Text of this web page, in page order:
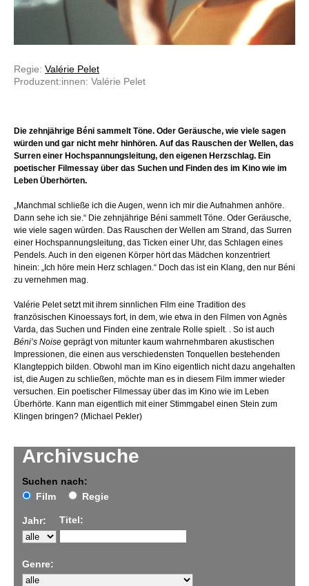
Archivsuche
Suchen nach:
Film
Regie
Jahr: Titel:
Genre:
Regie: Valérie Pelet
Produzent:innen: Valérie Pelet
Die zehnjährige Béni sammelt Töne. Oder Geräusche, wie viele sagen
würden und gar nicht mehr hinhören. Auf das Rauschen der Wellen, das
Surren einer Hochspannungsleitung, den eigenen Herzschlag. Ein
poetischer Filmessay über das Suchen und Finden des im Kino wie im
Leben Überhörten.
„Manchmal schließe ich die Augen, wenn ich mir die Aufnahmen anhöre.
Dann sehe ich sie.“ Die zehnjährige Béni sammelt Töne. Oder Geräusche,
wie viele sagen würden. Das Rauschen der Wellen am Strand, das Surren
einer Hochspannungsleitung, das Ticken einer Uhr, das Schlagen eines
Pendels. Auch in den eigenen Körper hört das Mädchen konzentriert
hinein: „Ich höre mein Herz schlagen.“ Doch das ist ein Klang, den nur Béni
zu vernehmen mag.
Valérie Pelet setzt mit ihrem sinnlichen Film eine Tradition des
französischen Kinoessays fort, in dem, wie etwa in den Filmen von Agnès
Varda, das Suchen und Finden eine zentrale Rolle spielt. . So ist auch
Béni’s Noise geprägt von mitunter kaum wahrnehmbaren akustischen
Impressionen, die einen aus verschiedensten Tonquellen bestehenden
Klangteppich bilden. Obwohl man im Kino eigentlich nicht dazu angehalten
ist, die Augen zu schließen, möchte man es in diesem Film immer wieder
versuchen. Ein poetischer Filmessay über das im Kino wie im Leben
Überhörte. Kann man eigentlich mit einer Stimmgabel einen Stein zum
Klingen bringen? (Michael Pekler)